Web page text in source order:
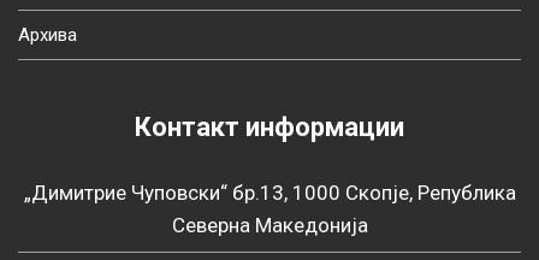
Архива
Контакт информации
„Димитрие Чуповски“ бр.13, 1000 Скопје, Република
Северна Македонија